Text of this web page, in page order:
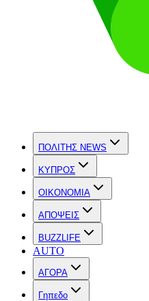
ΠΟΛΙΤΗΣ NEWS
ΚΥΠΡΟΣ
OIKONOMIA
ΑΠΟΨΕΙΣ
BUZZLIFE
AUTO
ΑΓΟΡΑ
Γηπεδο